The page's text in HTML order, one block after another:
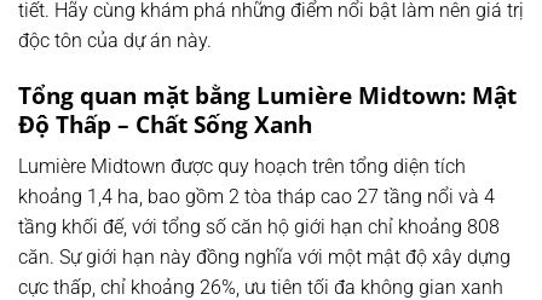
tiết. Hãy cùng khám phá những điểm nổi bật làm nên giá trị
độc tôn của dự án này.
Tổng quan mặt bằng Lumière Midtown: Mật
Độ Thấp – Chất Sống Xanh
Lumière Midtown được quy hoạch trên tổng diện tích
khoảng 1 4 ha , bao gồm 2 tòa tháp cao 27 tầng nổi và 4
tầng khối đế, với tổng số căn hộ giới hạn chỉ khoảng 808
căn. Sự giới hạn này đồng nghĩa với một mật độ xây dựng
cực thấp, chỉ khoảng 26%, ưu tiên tối đa không gian xanh